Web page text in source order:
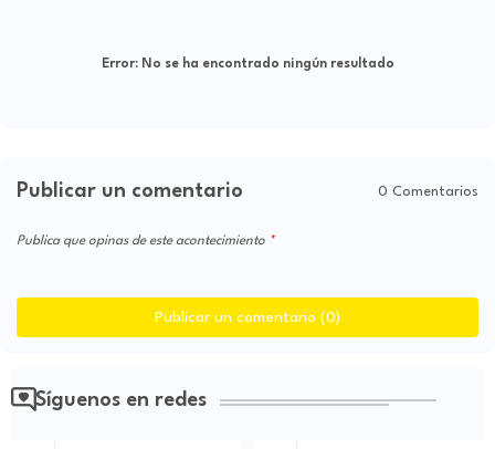
Error:No se ha encontrado ningún resultado
Publicar un comentario 0 Comentarios
Publica que opinas de este acontecimiento
Publicar un comentario (0)
Síguenos en redes